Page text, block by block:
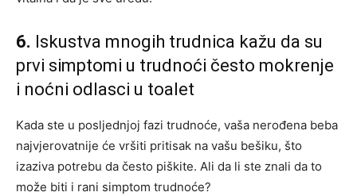
6. Iskustva mnogih trudnica kažu da su
prvi simptomi u trudnoći često mokrenje
i noćni odlasci u toalet
Kada ste u posljednjoj fazi trudnoće, vaša nerođena beba
najvjerovatnije će vršiti pritisak na vašu bešiku, što
izaziva potrebu da često piškite. Ali da li ste znali da to
može biti i rani simptom trudnoće?